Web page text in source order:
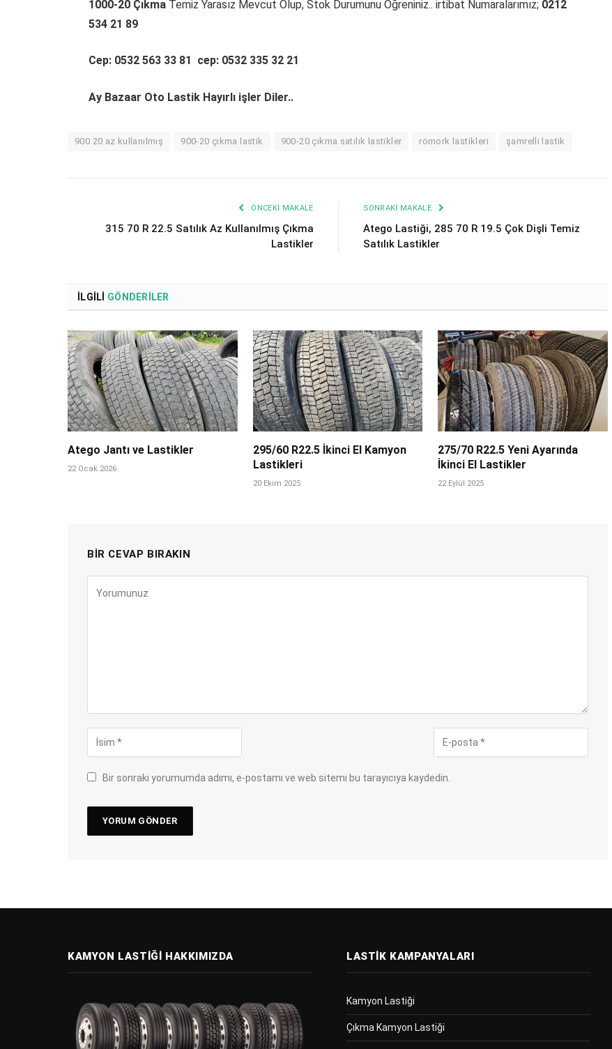
1000-20 Çıkma Temiz Yarasız Mevcut Olup, Stok Durumunu Öğreniniz.. irtibat Numaralarımız; 0212
534 21 89
Cep: 0532 563 33 81 cep: 0532 335 32 21
Ay Bazaar Oto Lastik Hayırlı işler Diler..
900 20 az kullanılmış 900-20 çıkma lastik 900-20 çıkma satılık lastikler römork lastikleri şamrelli lastik
ÖNCEKI MAKALE
315 70 R 22.5 Satılık Az Kullanılmış Çıkma
Lastikler
SONRAKI MAKALE
Atego Lastiği, 285 70 R 19.5 Çok Dişli Temiz
Satılık Lastikler
İLGILI GÖNDERILER
Atego Jantı ve Lastikler
22 Ocak 2026
295/60 R22.5 İkinci El Kamyon
Lastikleri
20 Ekim 2025
275/70 R22.5 Yeni Ayarında
İkinci El Lastikler
22 Eylül 2025
BIR CEVAP BIRAKIN
Bir sonraki yorumumda adımı, e-postamı ve web sitemi bu tarayıcıya kaydedin.
KAMYON LASTIĞI HAKKIMIZDA LASTIK KAMPANYALARI
Kamyon Lastiği
Çıkma Kamyon Lastiği